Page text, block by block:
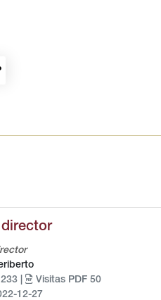
director
|
Visitas PDF 50
12-27